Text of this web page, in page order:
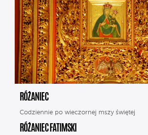
RÓŻANIEC
Codziennie po wieczornej mszy świętej
RÓŻANIEC FATIMSKI